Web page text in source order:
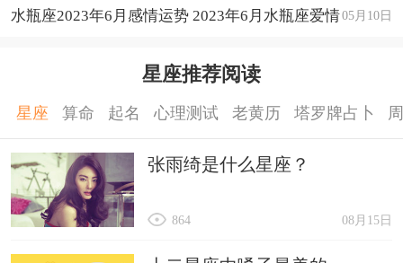
运程详解 05月10日
水瓶座2023年6月感情运势 2023年6月水瓶座爱情
星座推荐阅读
星座 算命 起名 心理测试 老黄历 塔罗牌占卜
张雨绮是什么星座？
08月15日
864